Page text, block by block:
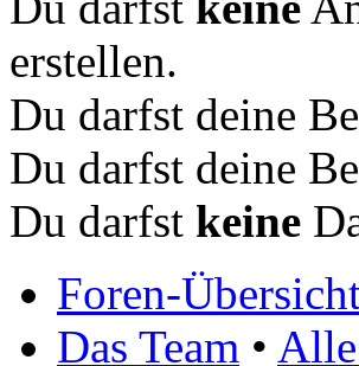
erstellen.
Du darfst deine
Du darfst deine
Du darfst keine
Foren-
Das Team •